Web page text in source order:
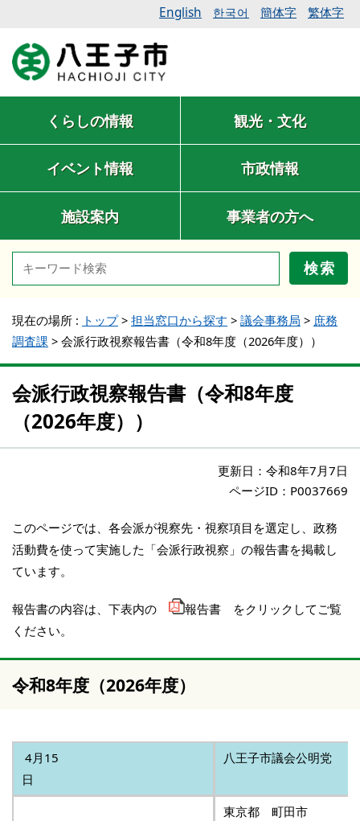
English 한국어 簡体字 繁体字
くらしの情報 観光・文化
イベント情報 市政情報
施設案内 事業者の方へ
検索
現在の場所 : トップ> 担当窓口から探す > 議会事務局 > 庶務
調査課 > 会派行政視察報告書（令和8年度（2026年度））
会派行政視察報告書（令和8年度
（2026年度））
更新日： 令和8年7月7日
ページID：P0037669
このページでは、各会派が視察先・視察項目を選定し、政務
活動費を使って実施した「会派行政視察」の報告書を掲載し
ています。
報告書の内容は、下表内の
報告書 をクリックしてご覧
ください。
令和8年度（2026年度）
4月15
日
八王子市議会公明党
東京都 町田市